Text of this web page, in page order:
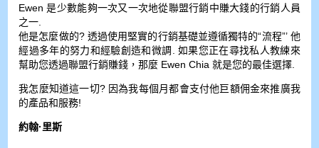
Ewen 是少數能夠一次又一次地從聯盟行銷中賺大錢的行銷人員
之一.
他是怎麼做的? 透過使用堅實的行銷基礎並遵循獨特的“流程”’ 他
經過多年的努力和經驗創造和微調. 如果您正在尋找私人教練來
幫助您透過聯盟行銷賺錢，那麼 Ewen Chia 就是您的最佳選擇.
我怎麼知道這一切? 因為我每個月都會支付他巨額佣金來推廣我
的產品和服務!
約翰·里斯